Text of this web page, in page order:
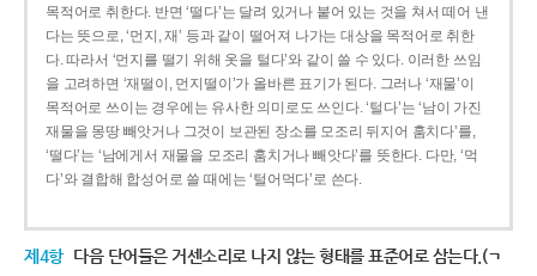
목적어로 취한다. 반면 ‘떨다’는 달려 있거나 붙어 있는 것을 쳐서 떼어 낸
다는 뜻으로, ‘먼지, 재’ 등과 같이 떨어져 나가는 대상을 목적어로 취한
다. 따라서 ‘먼지를 떨기 위해 옷을 털다’와 같이 쓸 수 있다. 이러한 쓰임
을 고려하면 ‘재떨이, 먼지떨이’가 올바른 표기가 된다. 그러나 ‘재물’이
목적어로 쓰이는 경우에는 유사한 의미로도 쓰인다. ‘털다’는 ‘남이 가진
재물을 몽땅 빼앗거나 그것이 보관된 장소를 모조리 뒤지어 훔치다’를,
‘떨다’는 ‘남에게서 재물을 모조리 훔치거나 빼앗다’를 뜻한다. 다만, ‘먹
다’와 결합해 합성어로 쓸 때에는 ‘털어먹다’로 쓴다.
제4항 다음 단어들은 거센소리로 나지 않는 형태를 표준어로 삼는다.(ㄱ